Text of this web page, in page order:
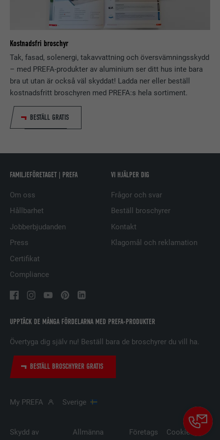
Kostnadsfri broschyr
Tak, fasad, solenergi, takavvattning och översvämningsskydd
– med PREFA-produkter av aluminium ser ditt hus inte bara
bra ut utan är också väl skyddat! Ladda ner eller beställ
kostnadsfritt broschyren med PREFA:s hela sortiment.
BESTÄLL GRATIS
UPPTÄCK DE MÅNGA FÖRDELARNA MED PREFA-PRODUKTER
Övertyga dig själv nu! Beställ bara de broschyrer du vill ha.
BESTÄLL BROSCHYRER GRATIS
FAMILJEFÖRETAGET | PREFA
Om oss
Hållbarhet
Jobberbjudanden
Press
Certifikat
Compliance
VI HJÄLPER DIG
Frågor och svar
Beställ broschyrer
Kontakt
Klagomål och reklamation
My PREFA Sverige
Skydd av
Allmänna
Företags
Cookie-
ÄNDAMÅL
hur besökare använder webbplatsen.
EFTERNAMN _gaexp
LEVERANTÖRER
ÄNDAMÅL
kontrollera om webbläsaren tillåter
identifieringsdetaljer.
ska vara aktiverat.
EFTERNAMN
LEVERANTÖRER ads.linkedin.com
PROCEDUR Session
ÄNDAMÅL
LEVERANTÖRER
PROCEDUR
ÄNDAMÅL
innehåller ett inbäddat "Följ oss"-
EFTERNAMN
LEVERANTÖRER LinkedIn
PROCEDUR
ÄNDAMÅL
Används av den sociala
tjänster.
EFTERNAMN bscookie